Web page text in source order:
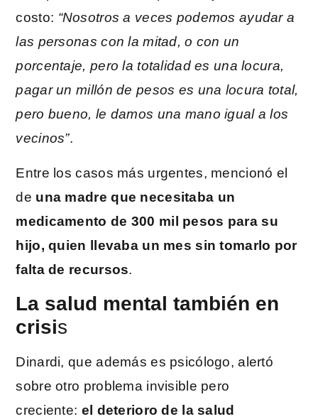
costo: “Nosotros a veces podemos ayudar a
las personas con la mitad, o con un
porcentaje, pero la totalidad es una locura,
pagar un millón de pesos es una locura total,
pero bueno, le damos una mano igual a los
vecinos”.
Entre los casos más urgentes, mencionó el
de una madre que necesitaba un
medicamento de 300 mil pesos para su
hijo, quien llevaba un mes sin tomarlo por
falta de recursos.
La salud mental también en
crisis
Dinardi, que además es psicólogo, alertó
sobre otro problema invisible pero
creciente: el deterioro de la salud